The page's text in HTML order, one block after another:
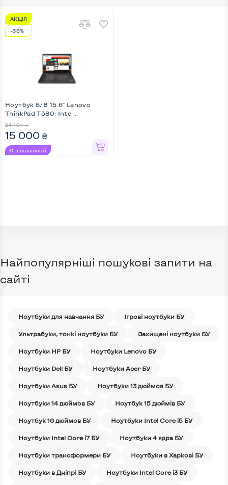
АКЦІЯ
-38%
Ноутбук Б/В 15.6" Lenovo
ThinkPad T580: Inte ...
24 194 ₴
15 000 ₴
Є в наявності
Найпопулярніші пошукові запити на
сайті
Ноутбуки для навчання БУ Iгрові ноутбуки БУ
Ультрабуки, тонкі ноутбуки БУ Захищені ноутбуки БУ
Ноутбуки HP БУ Ноутбуки Lenovo БУ
Ноутбуки Dell БУ Ноутбуки Acer БУ
Ноутбуки Asus БУ Ноутбуки 13 дюймов БУ
Ноутбуки 14 дюймов БУ Ноутбук 15 дюймів БУ
Ноутбук 16 дюймов БУ Ноутбуки Intel Core i5 БУ
Ноутбуки Intel Core i7 БУ Ноутбуки 4 ядра БУ
Ноутбуки трансформери БУ Ноутбуки в Харкові БУ
Ноутбуки в Дніпрі БУ Ноутбуки Intel Core i3 БУ